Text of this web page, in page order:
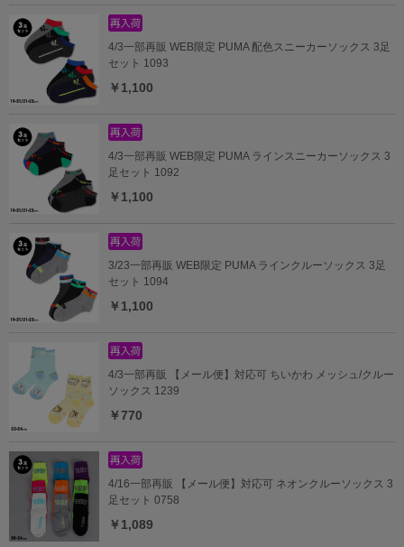
4/3一部再販 WEB限定 PUMA 配色スニーカーソックス 3足
セット 1093
￥1,100
4/3一部再販 WEB限定 PUMA ラインスニーカーソックス 3
足セット 1092
￥1,100
3/23一部再販 WEB限定 PUMA ラインクルーソックス 3足
セット 1094
￥1,100
4/3一部再販 【メール便】対応可 ちいかわ メッシュ/クルー
ソックス 1239
￥770
4/16一部再販 【メール便】対応可 ネオンクルーソックス 3
足セット 0758
￥1,089